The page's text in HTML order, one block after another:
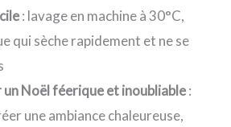
: lavage en machine à 30°C,
qui sèche rapidement et ne se
Noël féerique et inoubliable:
une ambiance chaleureuse,